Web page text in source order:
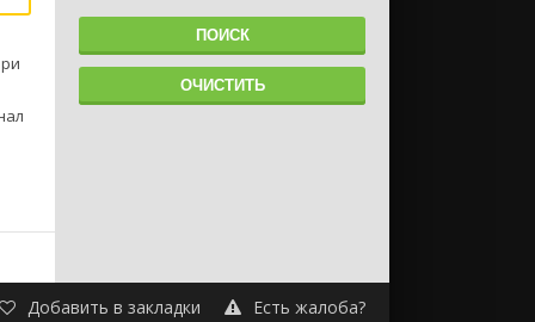
Добавить в закладки Есть жалоба?